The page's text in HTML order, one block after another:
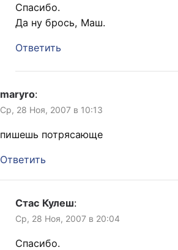
Спасибо.
Да ну брось, Маш.
Ответить
maryro:
Ср, 28 Ноя, 2007 в 10:13
пишешь потрясающе
Ответить
Стас Кулеш:
Ср, 28 Ноя, 2007 в 20:04
Спасибо.